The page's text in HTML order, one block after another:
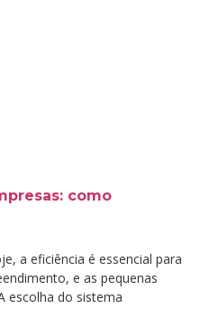
como
a eficiência é essencial para
e as pequenas
escolha do sistema